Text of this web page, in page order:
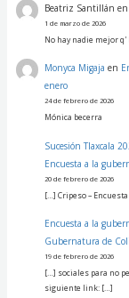
Beatriz Santillán en
1 de marzo de 2026
No hay nadie mejor q'
Monyca Migaja en
enero
24 de febrero de 2026
Mónica becerra
Sucesión Tlaxcala
Encuesta a la
20 de febrero de 2026
[…] Cripeso –
Encuesta a la
Gubernatura de
19 de febrero de 2026
[…] sociales para no
siguiente link: […]